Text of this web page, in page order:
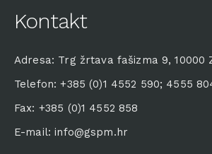
Kontakt
Adresa: Trg žrtava fašizma 9, 10000
Telefon: +385 (0)1 4552 590; 4555
Fax: +385 (0)1 4552 858
E-mail: info@gspm.hr